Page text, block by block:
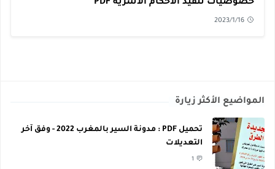
خصوصيات تنفيذ الأحكام الأسرية PDF
2023/1/16
المواضيع الأكثر زيارة
تحميل PDF : مدونة السير بالمغرب 2022 - وفق آخر
التعديلات
1